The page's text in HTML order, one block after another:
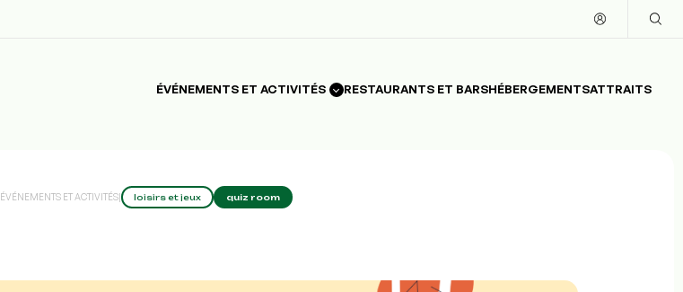
ÉVÉNEMENTS ET ACTIVITÉS RESTAURANTS ET BARSHÉBERGEMENTSATTRAITS
ÉVÉNEMENTS ET ACTIVITÉS| loisirs et jeux quiz room